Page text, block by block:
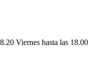
Viernes hasta las 18.00